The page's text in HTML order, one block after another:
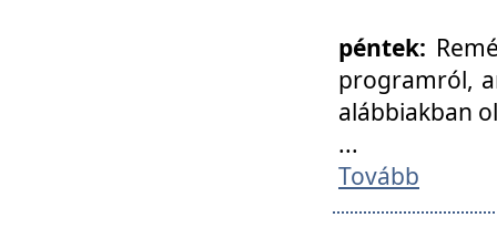
péntek:
programról,
alábbiakban
...
Tovább